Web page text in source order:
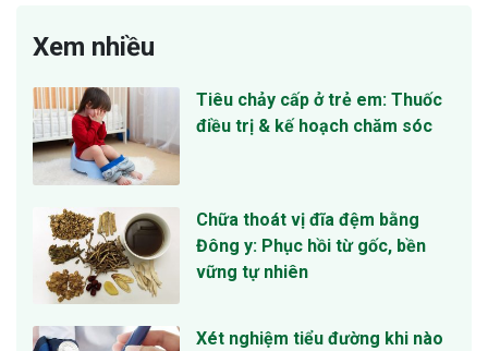
Xem nhiều
Tiêu chảy cấp ở trẻ em: Thuốc
điều trị & kế hoạch chăm sóc
Chữa thoát vị đĩa đệm bằng
Đông y: Phục hồi từ gốc, bền
vững tự nhiên
Xét nghiệm tiểu đường khi nào